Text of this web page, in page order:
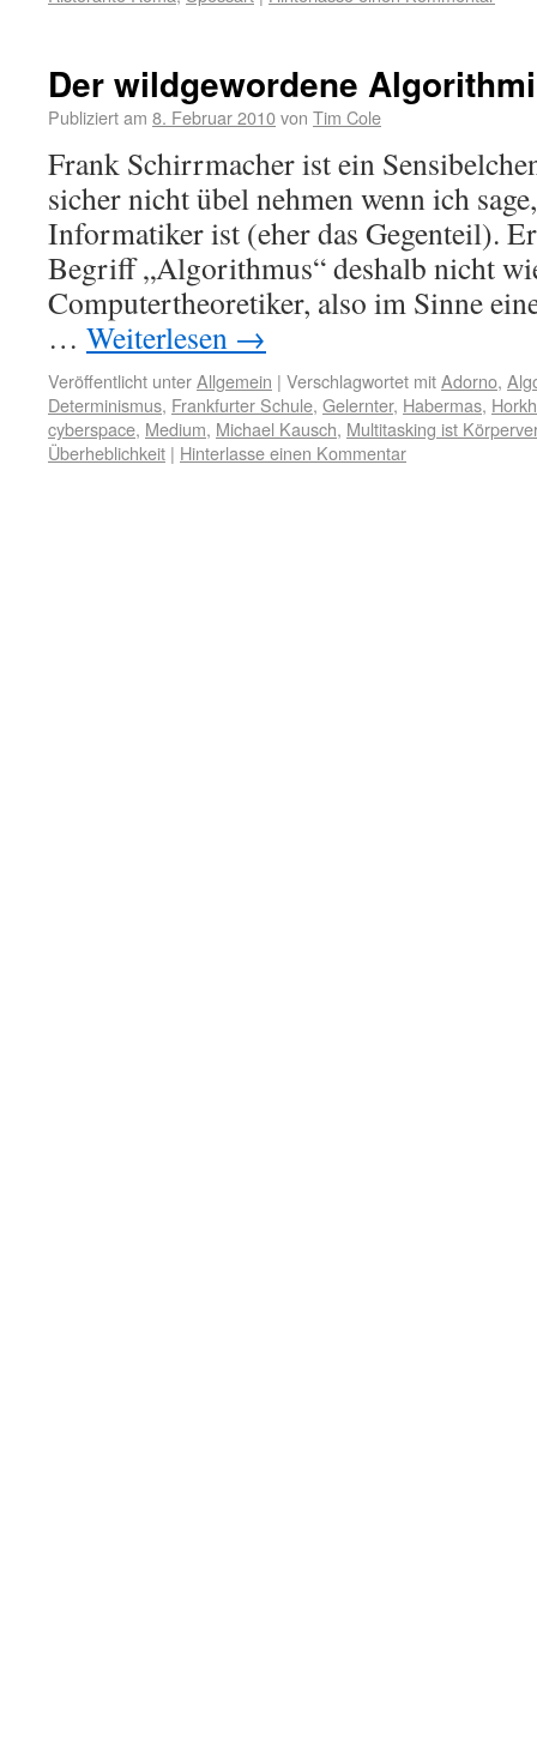
Der wildgewordene
Publiziert am 8. Februar 2010von Tim Cole
Frank Schirrmacher ist ein
sicher nicht übel nehmen wenn ich
Informatiker ist (eher das Gegenteil).
Begriff „Algorithmus“ deshalb nicht
Computertheoretiker, also im Sinne
… Weiterlesen →
Veröffentlicht unterAllgemein | Verschlagwortet mitAdorno,
Determinismus, Frankfurter Schule, Gelernter, Habermas,
cyberspace, Medium, Michael Kausch, Multitasking ist
Überheblichkeit | Hinterlasse einen Kommentar